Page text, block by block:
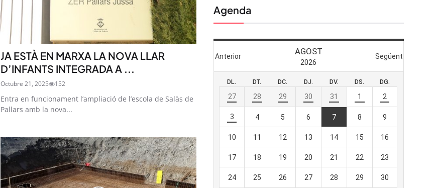
JA ESTÀ EN MARXA LA NOVA LLAR
D’INFANTS INTEGRADA A ...
Octubre 21, 2025 152
Entra en funcionament l’ampliació de l’escola de Salàs de
Pallars amb la nova...
Agenda
Uneix-te al nostre butlletí
directament al teu correu. Subscriu-te al nostre
butlletí i segueix la informació que importa.